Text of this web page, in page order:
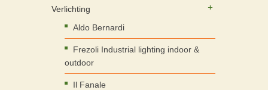
Verlichting
Aldo Bernardi
Frezoli Industrial lighting indoor &
outdoor
Il Fanale